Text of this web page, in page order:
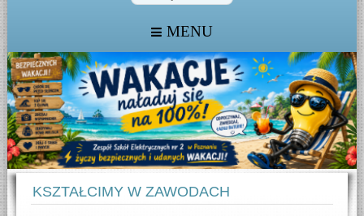
MENU
KSZTAŁCIMY W ZAWODACH